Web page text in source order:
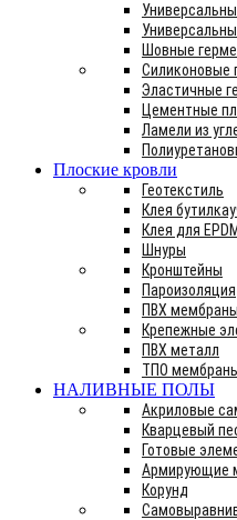
Шовные
Силиконовые
Эластичные
Цементные
Ламели из
Плоские кровли
Геотекстиль
Клея
Клея для EPDM
Шнуры
Кронштейны
Пароизоляция
ПВХ мембраны
Крепежные
ПВХ металл
ТПО
НАЛИВНЫЕ ПОЛЫ
Акриловые
Кварцевый
Готовые
Армирующие
Корунд